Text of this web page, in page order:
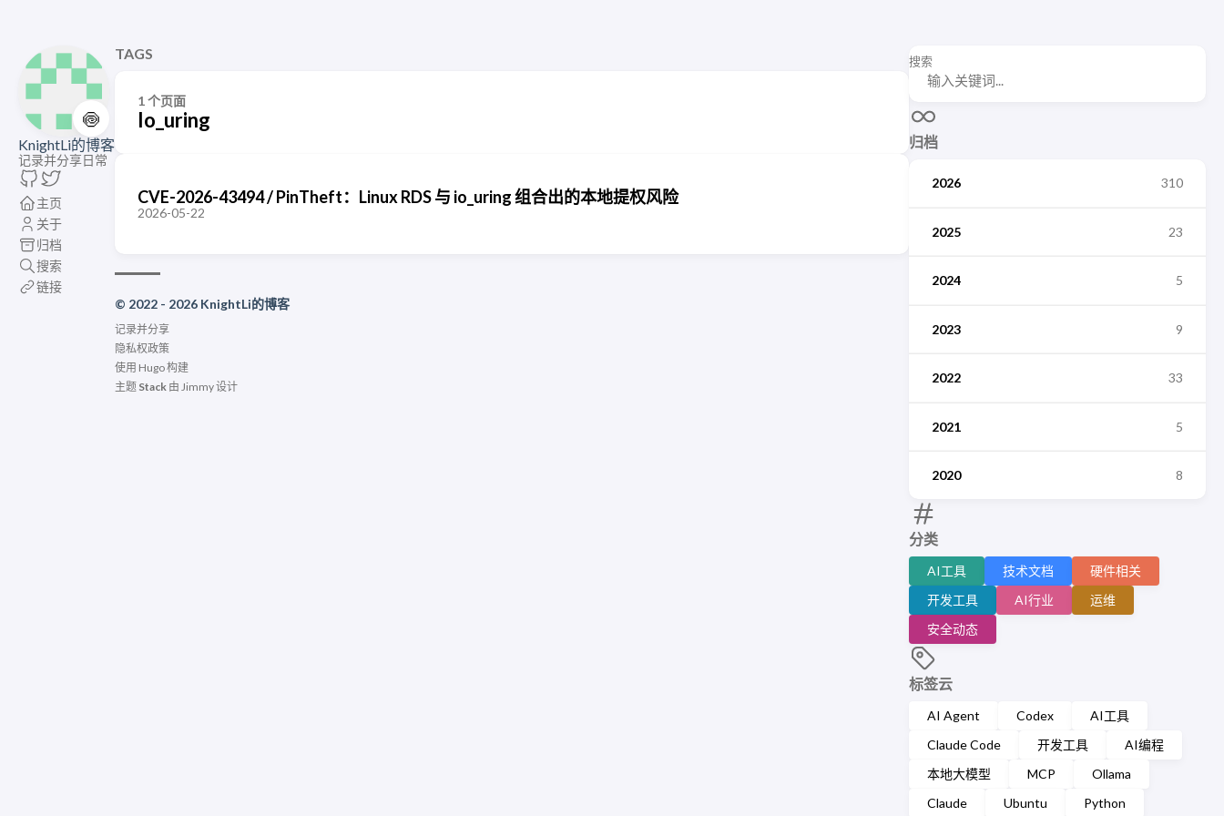
🍥
KnightLi的博客
记录并分享日常
主页
关于
归档
搜索
链接
搜索
归档
2026 310
2025 23
2024 5
2023 9
2022 33
2021 5
2020 8
分类
AI工具 技术文档
硬件相关
开发工具
AI行业
运维
安全动态
标签云
AI Agent Codex
AI工具
Claude Code
开发工具
AI编程
本地大模型
MCP
Ollama
Claude
Ubuntu Python
TAGS
1 个页面
Io_uring
CVE-2026-43494 / PinTheft：Linux RDS 与 io_uring 组合出的本地提权风险
2026-05-22
© 2022 - 2026 KnightLi的博客
记录并分享
隐私权政策
使用 Hugo构建
主题 Stack 由 Jimmy设计